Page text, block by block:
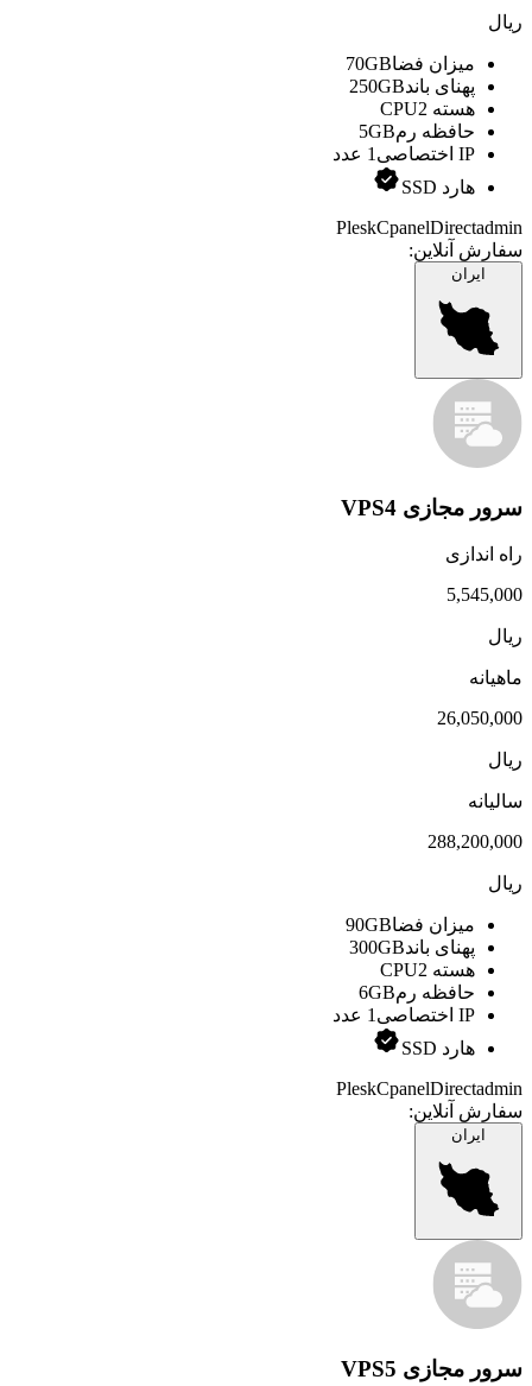
ریال
میزان فضا70GB
پهنای باند250GB
هسته CPU 2
حافظه رم5GB
IP اختصاصی
1 عدد
هارد SSD
PleskCpanelDirectadmin
سفارش آنلاین:
ایران
سرور مجازی VPS4
راه اندازی
5,545,000
ریال
ماهیانه
26,050,000
ریال
سالیانه
288,200,000
ریال
میزان فضا90GB
پهنای باند300GB
هسته CPU 2
حافظه رم6GB
IP اختصاصی
1 عدد
هارد SSD
PleskCpanelDirectadmin
سفارش آنلاین:
ایران
سرور مجازی VPS5